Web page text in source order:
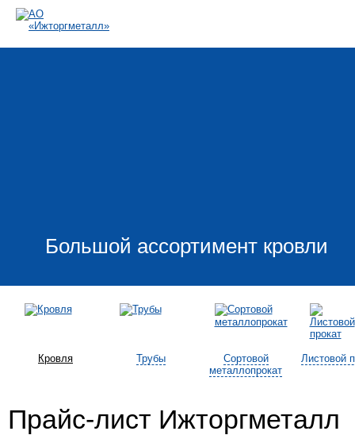
Большой ассортимент кровли
Кровля Трубы
Сортовой
металлопрокат
Листовой
Прайс-лист Ижторгметалл